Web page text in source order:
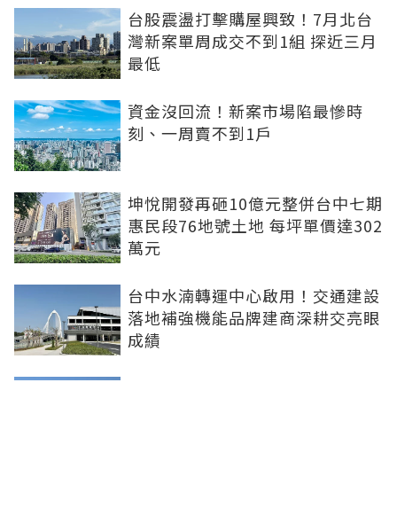
台股震盪打擊購屋興致！7月北台
灣新案單周成交不到1組 探近三月
最低
資金沒回流！新案市場陷最慘時
刻、一周賣不到1戶
坤悅開發再砸10億元整併台中七期
惠民段76地號土地 每坪單價達302
萬元
台中水湳轉運中心啟用！交通建設
落地補強機能品牌建商深耕交亮眼
成績